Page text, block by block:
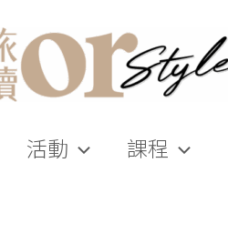
活動 課程